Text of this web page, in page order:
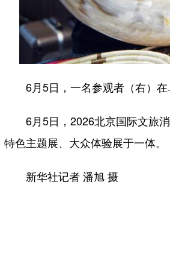
6月5日，一名参观者（右）在
6月5日，2026北京国际文旅消
特色主题展、大众体验展于一体。
新华社记者 潘旭 摄